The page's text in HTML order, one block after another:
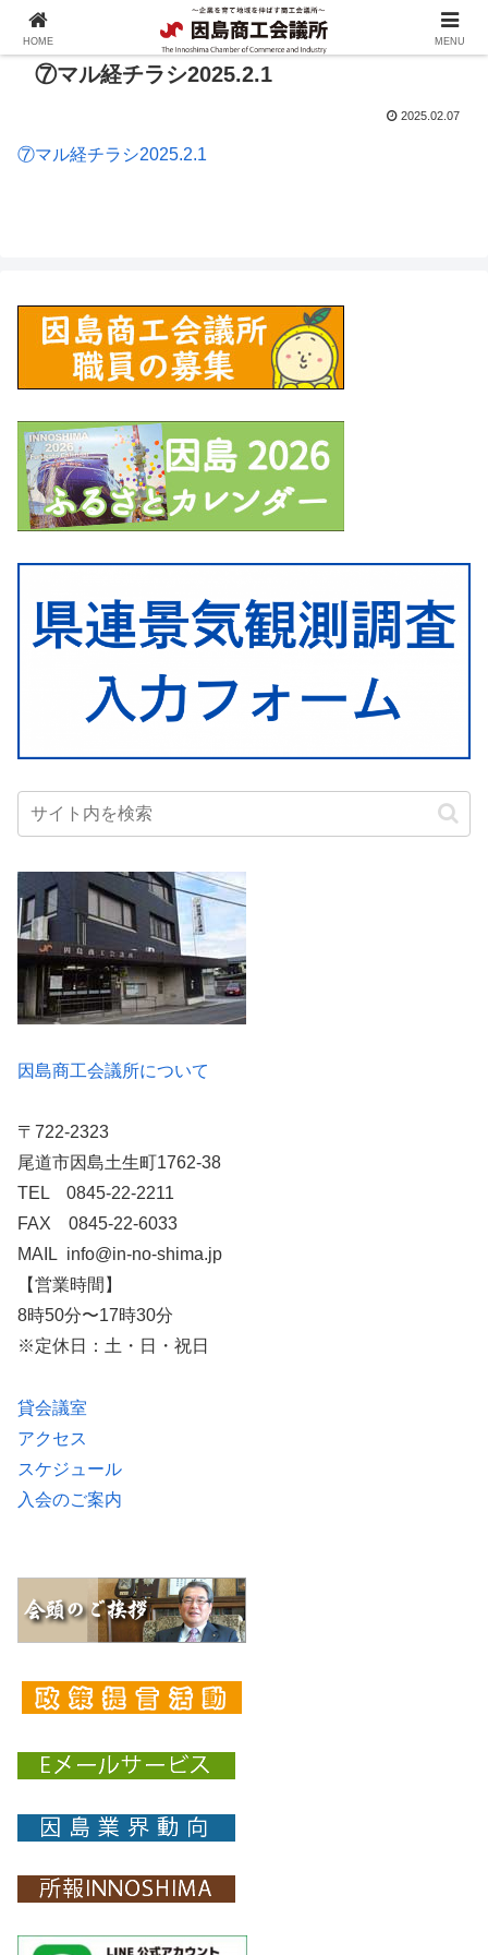
⑦マル経チラシ2025.2.1
2025.02.07
⑦マル経チラシ2025.2.1
因島商工会議所について
〒722-2323
尾道市因島土生町1762-38
TEL 0845-22-2211
FAX 0845-22-6033
MAIL info@in-no-shima.jp
【営業時間】
8時50分〜17時30分
※定休日：土・日・祝日
貸会議室
アクセス
スケジュール
入会のご案内
HOME MENU